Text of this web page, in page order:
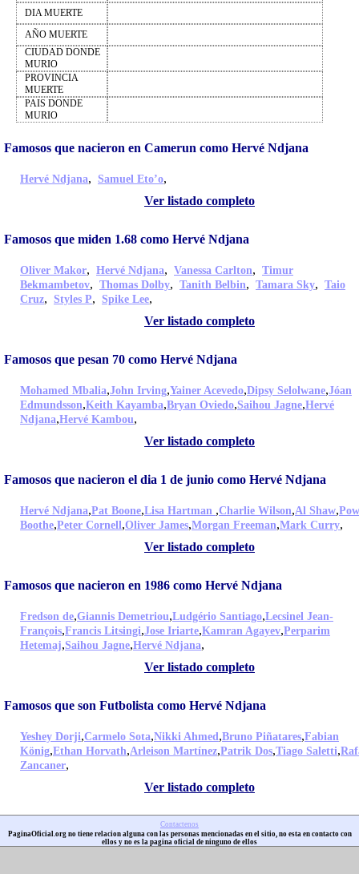
DIA MUERTE
AÑO MUERTE
CIUDAD DONDE
MURIO
PROVINCIA
MUERTE
PAIS DONDE
MURIO
Famosos que nacieron en Camerun como Hervé Ndjana
Hervé Ndjana, Samuel Eto’o,
Ver listado completo
Famosos que miden 1.68 como Hervé Ndjana
Oliver Makor, Hervé Ndjana, Vanessa Carlton, Timur
Bekmambetov, Thomas Dolby, Tanith Belbin, Tamara Sky, Taio
Cruz, Styles P, Spike Lee,
Ver listado completo
Famosos que pesan 70 como Hervé Ndjana
Mohamed Mbalia,John Irving,Yainer Acevedo,Dipsy Selolwane,Jóan
Edmundsson,Keith Kayamba,Bryan Oviedo,Saihou Jagne,Hervé
Ndjana,Hervé Kambou,
Ver listado completo
Famosos que nacieron el dia 1 de junio como Hervé Ndjana
Hervé Ndjana,Pat Boone,Lisa Hartman ,Charlie Wilson,Al Shaw,
Boothe,Peter Cornell,Oliver James,Morgan Freeman,Mark Curry,
Ver listado completo
Famosos que nacieron en 1986 como Hervé Ndjana
Fredson de,Giannis Demetriou,Ludgério Santiago,Lecsinel Jean-
François,Francis Litsingi,Jose Iriarte,Kamran Agayev,Perparim
Hetemaj,Saihou Jagne,Hervé Ndjana,
Ver listado completo
Famosos que son Futbolista como Hervé Ndjana
Yeshey Dorji,Carmelo Sota,Nikki Ahmed,Bruno Piñatares,Fabian
König,Ethan Horvath,Arleison Martínez,Patrik Dos,Tiago Saletti,
Zancaner,
Ver listado completo
Contactenos
PaginaOficial.org no tiene relacion alguna con las personas mencionadas en el sitio, no esta en contacto con
ellos y no es la pagina oficial de ninguno de ellos